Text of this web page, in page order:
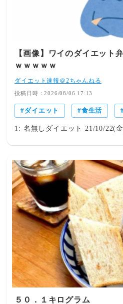
【画像】ワイのダイエット
ｗｗｗｗｗ
ダイエット速報＠2ちゃんねる
投稿日時：2026/08/06 17:13
ダイエット 食生活
５０．１キログラム